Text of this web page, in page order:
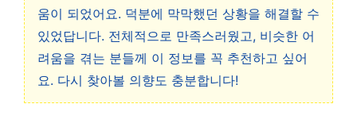
움이 되었어요. 덕분에 막막했던 상황을 해결할 수
있었답니다. 전체적으로 만족스러웠고, 비슷한 어
려움을 겪는 분들께 이 정보를 꼭 추천하고 싶어
요. 다시 찾아볼 의향도 충분합니다!